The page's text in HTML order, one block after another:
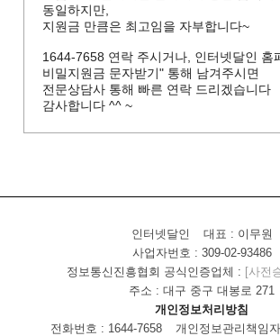
동일하지만,
지원금 만큼은 최고임을 자부합니다~
1644-7658 연락 주시거나, 인터넷달인 홈
비밀지원금 문자받기" 통해 남겨주시면
전문상담사 통해 빠른 연락 드리겠습니다
감사합니다 ^^ ~
인터넷달인
대표 : 이무원
사업자번호 : 309-02-93486
정보통신진흥협회 공식인증업체 : [사전
주소 : 대구 중구 대봉로 271
개인정보처리방침
전화번호 : 1644-7658
개인정보관리책임